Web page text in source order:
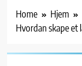
Home
Hjem
Hvordan skape et